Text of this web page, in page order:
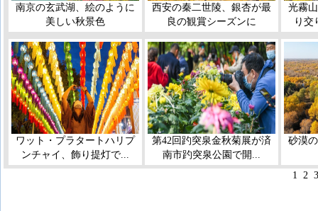
南京の玄武湖、絵のように
美しい秋景色
西安の秦二世陵、銀杏が最
良の観賞シーズンに
光霧
り交
ワット・プラタートハリプ
ンチャイ、飾り提灯で...
第42回趵突泉金秋菊展が済
南市趵突泉公園で開...
砂漠
1 2 3